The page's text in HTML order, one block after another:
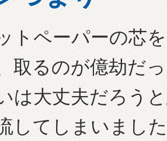
トペーパーの芯
取るのが億劫だ
は大丈夫だろう
してしまいまし